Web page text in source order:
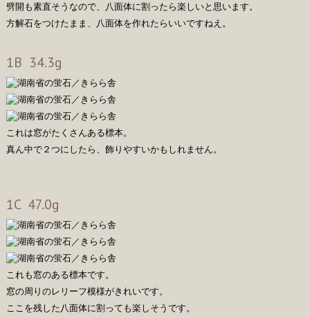
劈開も素直そうなので、八面体に割ったら楽しいと思います。
方解石をつけたまま、八面体を作れたらいいですねえ。
1B 34.3g
これは窓がたくさんある標本。
真ん中で２つにしたら、飾りやすいかもしれません。
1C 47.0g
これも窓のある標本です。
窓の周りのレリーフ模様がきれいです。
ここを残した八面体に割っても楽しそうです。